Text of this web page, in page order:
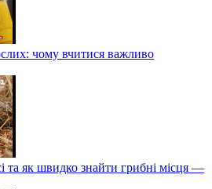
чому вчитися важливо
та як швидко знайти грибні місця —